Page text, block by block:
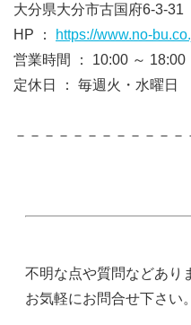
大分県大分市古国府6-3-31
HP ：
https://www.no-
営業時間 ： 10:00 ～ 18:00
定休日 ： 毎週火・水曜日
－－－－－－－－－－－－
不明な点や質問などあり
お気軽にお問合せ下さい。